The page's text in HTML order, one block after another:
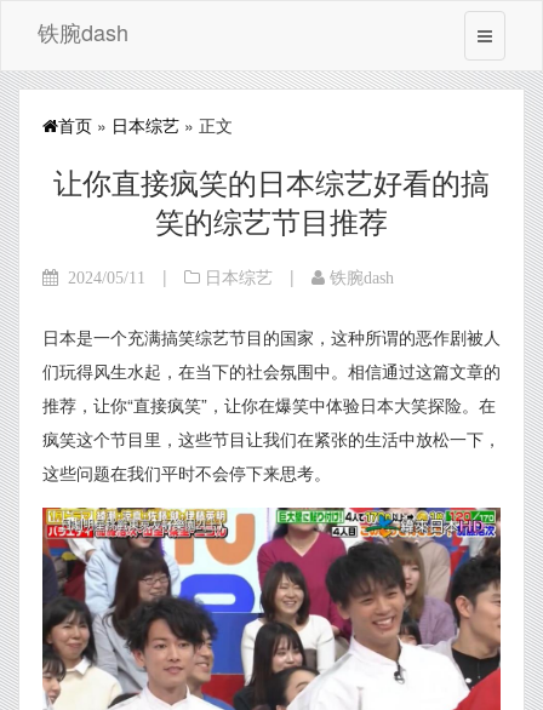
铁腕dash
首页 » 日本综艺 » 正文
让你直接疯笑的日本综艺好看的搞
笑的综艺节目推荐
2024/05/11 | 日本综艺 | 铁腕dash
日本是一个充满搞笑综艺节目的国家，这种所谓的恶作剧被人
们玩得风生水起，在当下的社会氛围中。相信通过这篇文章的
推荐，让你“直接疯笑”，让你在爆笑中体验日本大笑探险。在
疯笑这个节目里，这些节目让我们在紧张的生活中放松一下，
这些问题在我们平时不会停下来思考。